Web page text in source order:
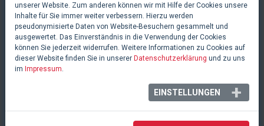
unserer Website. Zum anderen können wir mit Hilfe der Cookies unsere
Inhalte für Sie immer weiter verbessern. Hierzu werden
pseudonymisierte Daten von Website-Besuchern gesammelt und
ausgewertet. Das Einverständnis in die Verwendung der Cookies
können Sie jederzeit widerrufen. Weitere Informationen zu Cookies auf
dieser Website finden Sie in unserer Datenschutzerklärung und zu uns
im Impressum
EINSTELLUNGEN